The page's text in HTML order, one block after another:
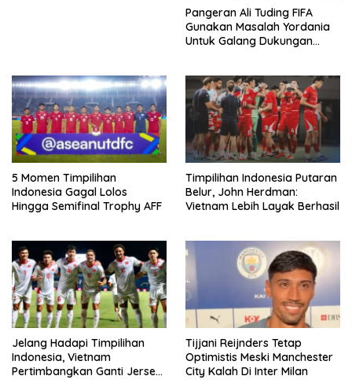
Pangeran Ali Tuding FIFA
Gunakan Masalah Yordania
Untuk Galang Dukungan
5 Momen Timpilihan
Indonesia Gagal Lolos
Hingga Semifinal Trophy AFF
Timpilihan Indonesia Putaran
Belur, John Herdman:
Vietnam Lebih Layak Berhasil
Jelang Hadapi Timpilihan
Indonesia, Vietnam
Pertimbangkan Ganti Jersey
Tijjani Reijnders Tetap
Optimistis Meski Manchester
City Kalah Di Inter Milan